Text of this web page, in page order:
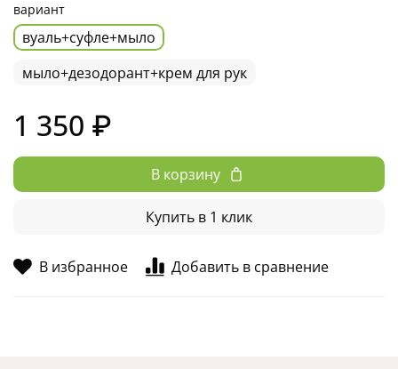
В избранное Добавить в сравнение
вариант
вуаль+суфле+мыло
мыло+дезодорант+крем для рук
1 350 ₽
В корзину
Купить в 1 клик